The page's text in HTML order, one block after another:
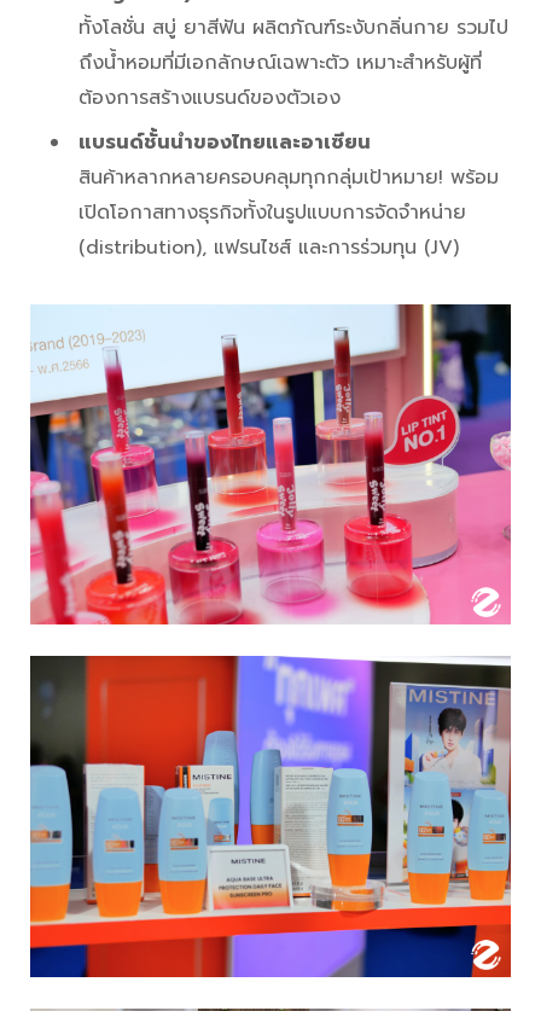
ทั้งโลชั่น สบู่ ยาสีฟัน ผลิตภัณฑ์ระงับกลิ่นกาย รวมไป
ถึงน้ำหอมที่มีเอกลักษณ์เฉพาะตัว เหมาะสำหรับผู้ที่
ต้องการสร้างแบรนด์ของตัวเอง
แบรนด์ชั้นนำของไทยและอาเซียน
สินค้าหลากหลายครอบคลุมทุกกลุ่มเป้าหมาย! พร้อม
เปิดโอกาสทางธุรกิจทั้งในรูปแบบการจัดจำหน่าย
(distribution), แฟรนไชส์ และการร่วมทุน (JV)